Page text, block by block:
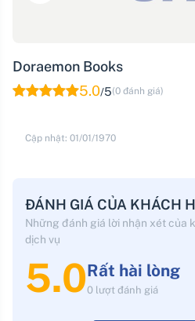
Doraemon Books
5.0/5(0 đánh giá)
Cập nhật: 01/01/1970
ĐÁNH GIÁ CỦA KHÁCH
Những đánh giá lời nhận xét của
dịch vụ
5.0Rất hài lòng
0 lượt đánh giá